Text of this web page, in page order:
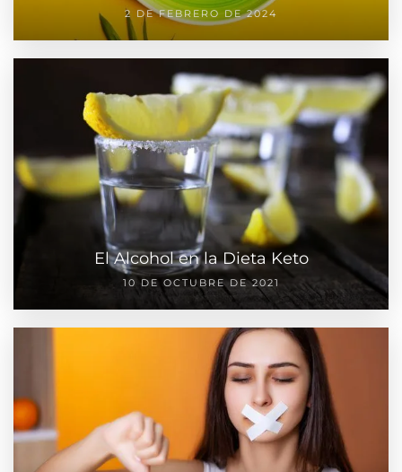
2 DE FEBRERO DE 2024
El Alcohol en la Dieta Keto
10 DE OCTUBRE DE 2021